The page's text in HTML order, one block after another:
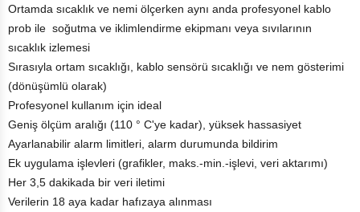
Ortamda sıcaklık ve nemi ölçerken aynı anda profesyonel kablo
prob ile soğutma ve iklimlendirme ekipmanı veya sıvılarının
sıcaklık izlemesi
Sırasıyla ortam sıcaklığı, kablo sensörü sıcaklığı ve nem gösterimi
(dönüşümlü olarak)
Profesyonel kullanım için ideal
Geniş ölçüm aralığı (110 ° C'ye kadar), yüksek hassasiyet
Ayarlanabilir alarm limitleri, alarm durumunda bildirim
Ek uygulama işlevleri (grafikler, maks.-min.-işlevi, veri aktarımı)
Her 3,5 dakikada bir veri iletimi
Verilerin 18 aya kadar hafızaya alınması